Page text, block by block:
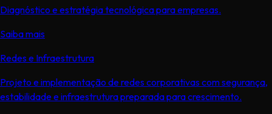
Diagnóstico e estratégia tecnológica para empresas.
Saiba mais
Redes e Infraestrutura
Projeto e implementação de redes corporativas com segurança,
estabilidade e infraestrutura preparada para crescimento.